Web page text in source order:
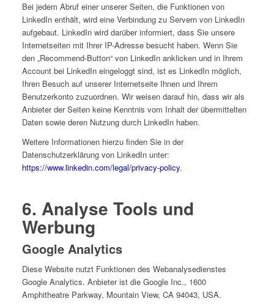
Bei jedem Abruf einer unserer Seiten, die Funktionen von
LinkedIn enthält, wird eine Verbindung zu Servern von LinkedIn
aufgebaut. LinkedIn wird darüber informiert, dass Sie unsere
Internetseiten mit Ihrer IP-Adresse besucht haben. Wenn Sie
den „Recommend-Button“ von LinkedIn anklicken und in Ihrem
Account bei LinkedIn eingeloggt sind, ist es LinkedIn möglich,
Ihren Besuch auf unserer Internetseite Ihnen und Ihrem
Benutzerkonto zuzuordnen. Wir weisen darauf hin, dass wir als
Anbieter der Seiten keine Kenntnis vom Inhalt der übermittelten
Daten sowie deren Nutzung durch LinkedIn haben.
Weitere Informationen hierzu finden Sie in der
Datenschutzerklärung von LinkedIn unter:
https://www.linkedin.com/legal/privacy-policy.
6. Analyse Tools und
Werbung
Google Analytics
Diese Website nutzt Funktionen des Webanalysedienstes
Google Analytics. Anbieter ist die Google Inc., 1600
Amphitheatre Parkway, Mountain View, CA 94043, USA.